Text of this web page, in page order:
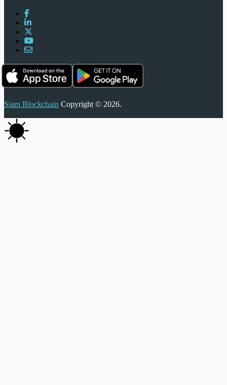
Siam Blockchain Copyright © 2026.